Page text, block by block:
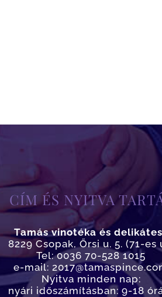
CÍM ÉS NYITVA
Tamás vinotéka és
8229 Csopak, Őrsi u. 5. (71-es
Tel: 0036 70-528 1015
e-mail:
Nyitva minden nap:
nyári időszámításban: 9-18